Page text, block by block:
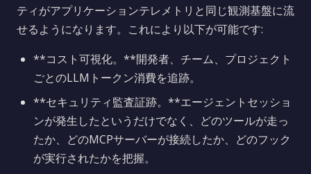
ティがアプリケーションテレメトリと同じ観測基盤に流
せるようになります。これにより以下が可能です:
**コスト可視化。**開発者、チーム、プロジェクト
ごとのLLMトークン消費を追跡。
**セキュリティ監査証跡。**エージェントセッショ
ンが発生したというだけでなく、どのツールが走っ
たか、どのMCPサーバーが接続したか、どのフック
が実行されたかを把握。